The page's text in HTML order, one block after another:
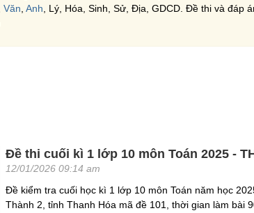
Văn Anh , Lý, Hóa, Sinh, Sử, Địa, GDCD. Đề thi và đáp
Đề thi cuối kì 1 lớp 10 môn Toán 2025 -
12/01/2026 09:14 am
Đề kiểm tra cuối học kì 1 lớp 10 môn Toán năm học
Thành 2, tỉnh Thanh Hóa mã đề 101, thời gian làm bài